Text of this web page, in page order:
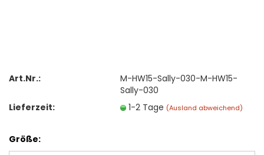
Art.Nr.:
M-HW15-Sally-030-M-HW15-
Sally-030
Lieferzeit:
1-2 Tage (Ausland abweichend)
Größe: